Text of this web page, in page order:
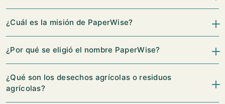
¿Cuál es la misión de PaperWise?
¿Por qué se eligió el nombre PaperWise?
¿Qué son los desechos agrícolas o residuos
agrícolas?